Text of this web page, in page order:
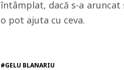
întâmplat, dacă s-a
o pot ajuta cu ceva.
#GELU BLANARIU